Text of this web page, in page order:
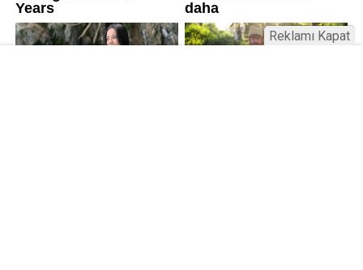
Reklamı Kapat